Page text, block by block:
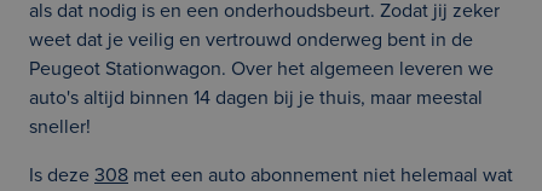
als dat nodig is en een onderhoudsbeurt. Zodat jij zeker
weet dat je veilig en vertrouwd onderweg bent in de
Peugeot Stationwagon. Over het algemeen leveren we
auto's altijd binnen 14 dagen bij je thuis, maar meestal
sneller!
Is deze 308 met een auto abonnement niet helemaal wat